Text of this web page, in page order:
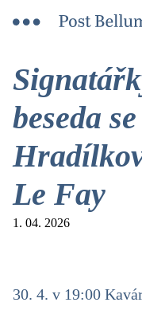
beseda
Le Fay
1. 04. 2026
30. 4. v 19:00